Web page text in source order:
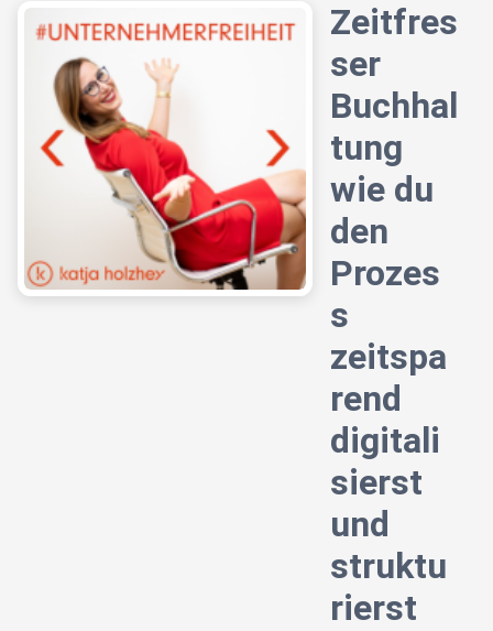
Zeitfres
ser
Buchhal
tung
wie du
den
Prozes
s
zeitspa
rend
digitali
sierst
und
struktu
rierst